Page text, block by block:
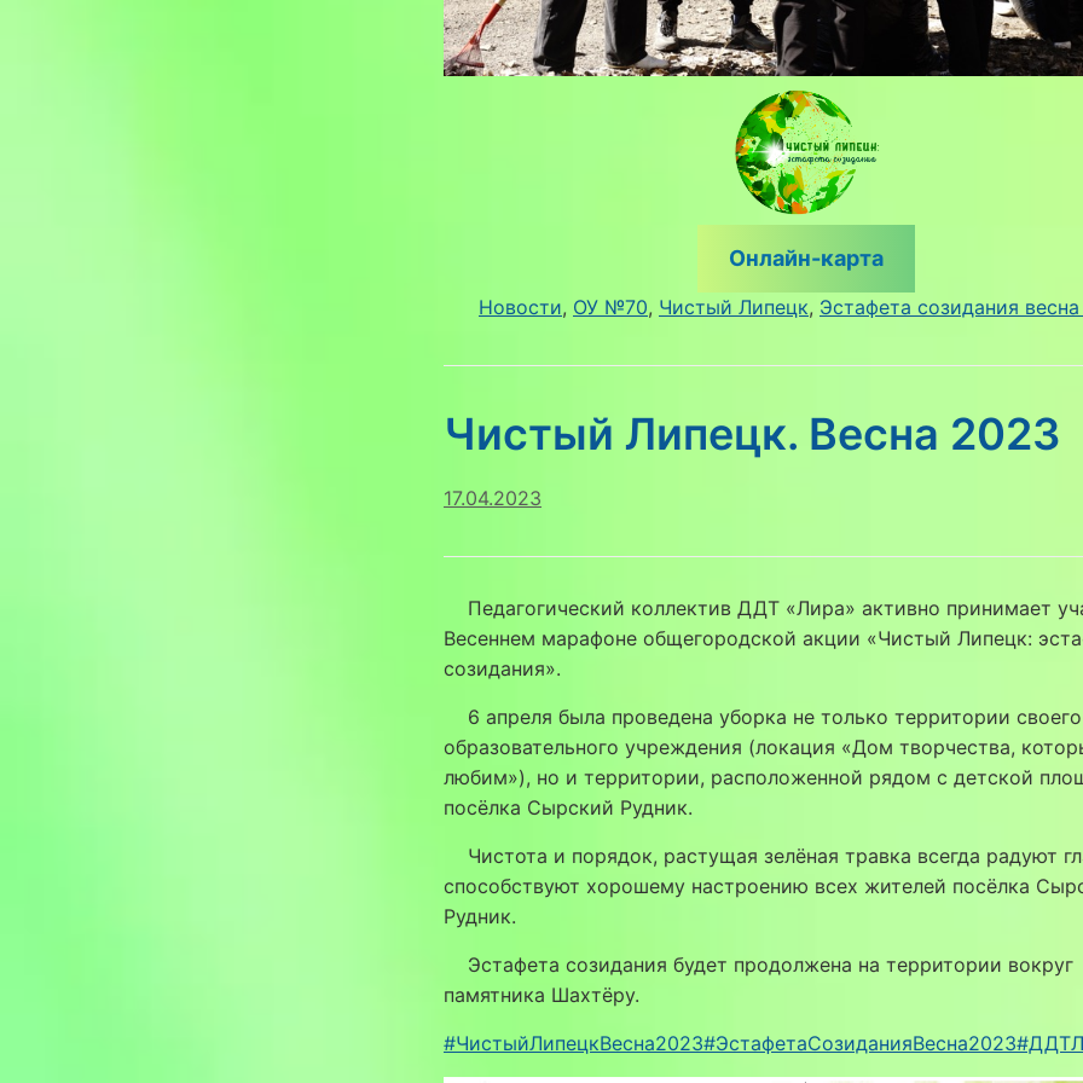
Онлайн-карта
Новости, ОУ №70, Чистый Липецк, Эстафета созидания
Чистый Липецк. Весна 2023
17.04.2023
Педагогический коллектив ДДТ «Лира» активно принимает
Весеннем марафоне общегородской акции «Чистый Липецк:
созидания».
6 апреля была проведена уборка не только территории своего
образовательного учреждения (локация «Дом творчества,
любим»), но и территории, расположенной рядом с детской
посёлка Сырский Рудник.
Чистота и порядок, растущая зелёная травка всегда радуют
способствуют хорошему настроению всех жителей посёлка
Рудник.
Эстафета созидания будет продолжена на территории вокруг
памятника Шахтёру.
#ЧистыйЛипецкВесна2023